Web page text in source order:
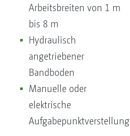
Arbeitsbreiten von 1 m
bis 8 m
Hydraulisch
angetriebener
Bandboden
Manuelle oder
elektrische
Aufgabepunktverstellung